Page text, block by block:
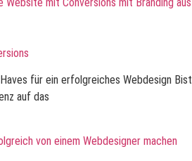
für ein erfolgreiches Webdesign Bist
auf das